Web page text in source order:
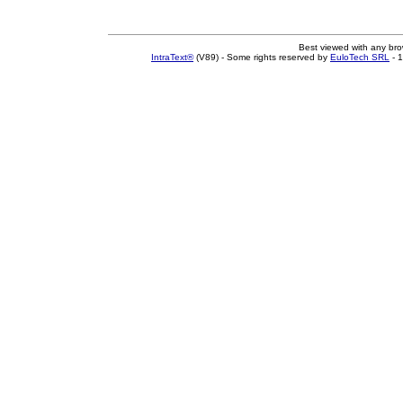
Best viewed with any
IntraText®(V89) - Some rights reserved by EuloTech SRL -